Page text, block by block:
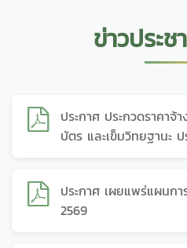
ข่าวประ
ประกาศ ประกวดราคา
บัตร และเข็มวิทยฐานะ
ประกาศ เผยแพร่แผนก
2569